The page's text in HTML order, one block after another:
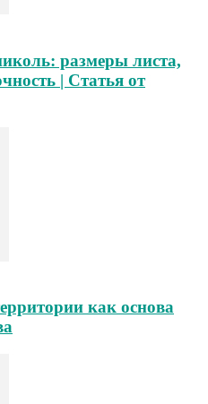
размеры листа,
| Статья от
как основа